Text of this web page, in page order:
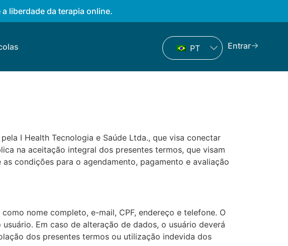
liberdade da terapia online.
PT Entrar
I Health Tecnologia e Saúde Ltda., que visa conectar
na aceitação integral dos presentes termos, que visam
condições para o agendamento, pagamento e avaliação
nome completo, e-mail, CPF, endereço e telefone. O
Em caso de alteração de dados, o usuário deverá
dos presentes termos ou utilização indevida dos